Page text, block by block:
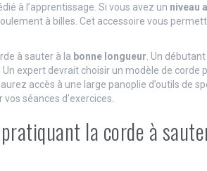
à l’apprentissage. Si vous avez un niveau
à billes. Cet accessoire vous
à sauter à la bonne longueur . Un
Un expert devrait choisir un modèle de
aurez accès à une large panoplie d’outils de
séances d’exercices.
la corde à